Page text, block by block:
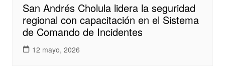
San Andrés Cholula lidera la seguridad
regional con capacitación en el Sistema
de Comando de Incidentes
12 mayo, 2026